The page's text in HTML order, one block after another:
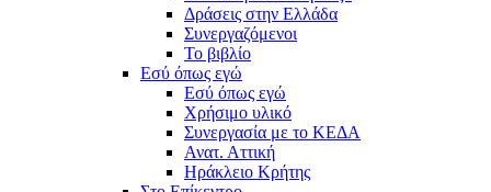
Δράσεις στην Ελλάδα
Συνεργαζόμενοι
To βιβλίο
Εσύ όπως εγώ
Εσύ όπως εγώ
Χρήσιμο υλικό
Συνεργασία με το ΚΕΔΑ
Ανατ. Αττική
Ηράκλειο Κρήτης